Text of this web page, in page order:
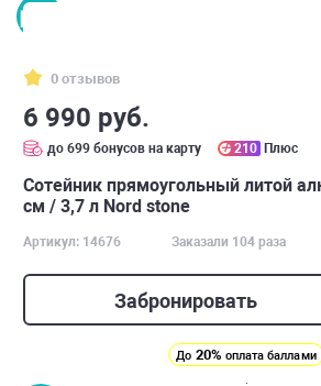
0 отзывов
6 990 руб.
до 699 бонусов на карту 210 Плюс
Сотейник прямоугольный литой
см / 3,7 л Nord stone
Артикул: 14676 Заказали 104 раза
Забронировать
До 20% оплата баллами